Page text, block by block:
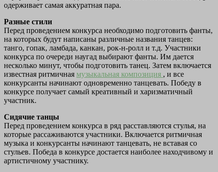
одерживает самая аккуратная пара.
Разные стили
Перед проведением конкурса необходимо подготовить фанты,
на которых будут написаны различные названия танцев:
танго, гопак, ламбада, канкан, рок-н-ролл и т.д. Участники
конкурса по очереди наугад выбирают фанты. Им дается
несколько минут, чтобы подготовить танец. Затем включается
известная ритмичная музыкальная композиция , и все
конкурсанты начинают одновременно танцевать. Победу в
конкурсе получает самый креативный и харизматичный
участник.
Сидячие танцы
Перед проведением конкурса в ряд расставляются стулья, на
которые рассаживаются участники. Включается ритмичная
музыка и конкурсанты начинают танцевать, не вставая со
стульев. Победа в конкурсе достается наиболее находчивому и
артистичному участнику.